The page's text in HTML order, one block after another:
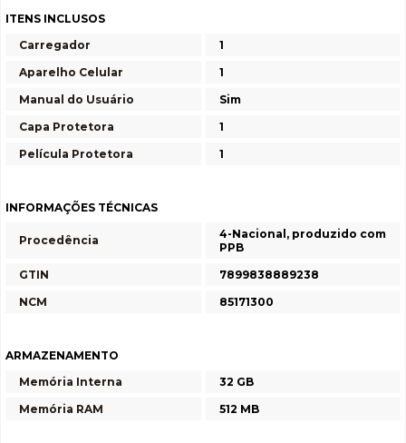
ITENS INCLUSOS
Carregador
1
Aparelho Celular
1
Manual do Usuário
Sim
Capa Protetora
1
Película Protetora
1
INFORMAÇÕES TÉCNICAS
Procedência
4-Nacional, produzido com
PPB
GTIN
7899838889238
NCM
85171300
ARMAZENAMENTO
Memória Interna
32 GB
Memória RAM
512 MB